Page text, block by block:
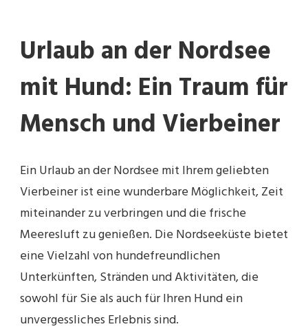
Urlaub an der Nordsee
mit Hund: Ein Traum für
Mensch und Vierbeiner
Ein Urlaub an der Nordsee mit Ihrem geliebten
Vierbeiner ist eine wunderbare Möglichkeit, Zeit
miteinander zu verbringen und die frische
Meeresluft zu genießen. Die Nordseeküste bietet
eine Vielzahl von hundefreundlichen
Unterkünften, Stränden und Aktivitäten, die
sowohl für Sie als auch für Ihren Hund ein
unvergessliches Erlebnis sind.